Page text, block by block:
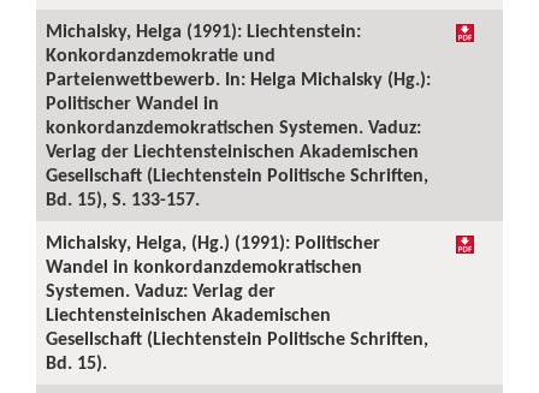
Michalsky, Helga (1991): Liechtenstein:
Konkordanzdemokratie und
Parteienwettbewerb. In: Helga Michalsky (Hg.):
Politischer Wandel in
konkordanzdemokratischen Systemen. Vaduz:
Verlag der Liechtensteinischen Akademischen
Gesellschaft (Liechtenstein Politische Schriften,
Bd. 15), S. 133-157.
Michalsky, Helga, (Hg.) (1991): Politischer
Wandel in konkordanzdemokratischen
Systemen. Vaduz: Verlag der
Liechtensteinischen Akademischen
Gesellschaft (Liechtenstein Politische Schriften,
Bd. 15).